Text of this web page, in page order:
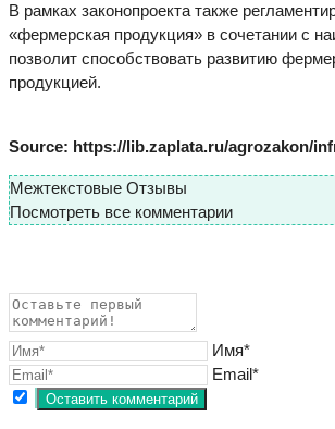
В рамках законопроекта также
«фермерская продукция» в сочетании с
позволит способствовать развитию
продукцией.
Source: https://lib.zaplata.ru/agrozakon/
Межтекстовые Отзывы
Посмотреть все комментарии
Имя*
Email*